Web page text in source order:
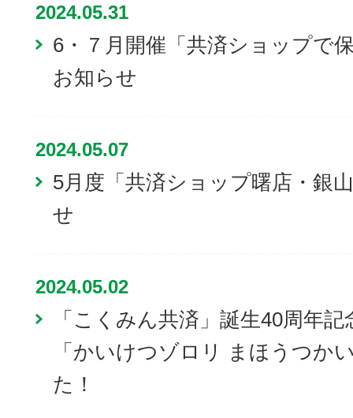
2024.05.31
6・７月開催「共済ショップで
お知らせ
2024.05.07
5月度「共済ショップ曙店・銀
せ
2024.05.02
「こくみん共済」誕生40周年
「かいけつゾロリ まほうつか
た！